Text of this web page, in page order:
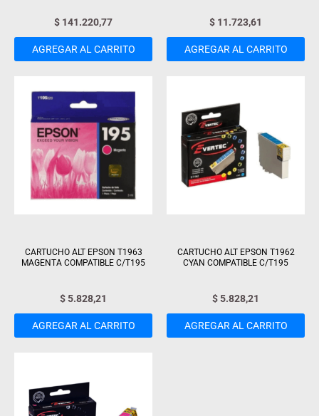
$ 141.220,77
AGREGAR AL CARRITO
$ 11.723,61
AGREGAR AL CARRITO
CARTUCHO ALT EPSON T1963
MAGENTA COMPATIBLE C/T195
$5.828,21
AGREGAR AL CARRITO
CARTUCHO ALT EPSON T1962
CYAN COMPATIBLE C/T195
$5.828,21
AGREGAR AL CARRITO